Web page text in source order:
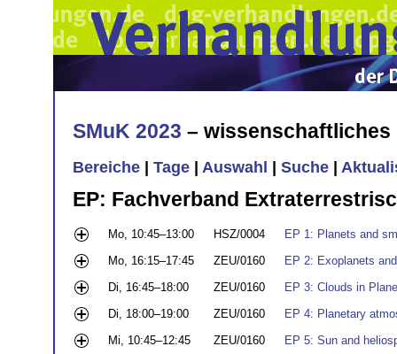
SMuK 2023 – wissenschaftliches
Bereiche Tage Auswahl Suche
EP: Fachverband
Mo, 10:45–13:00 HSZ/0004
EP 1: Planets and
Mo, 16:15–17:45
ZEU/0160
EP 2: Exoplanets
Di, 16:45–18:00
ZEU/0160
EP 3: Clouds in
Di, 18:00–19:00
ZEU/0160
EP 4: Planetary
Mi, 10:45–12:45
ZEU/0160
EP 5: Sun and